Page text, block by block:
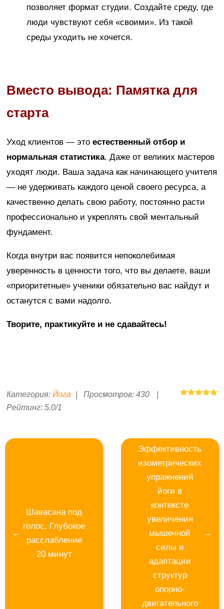
позволяет формат студии. Создайте среду, где
люди чувствуют себя «своими». Из такой
среды уходить не хочется.
Вместо вывода: Памятка для
старта
Уход клиентов — это естественный отбор и
нормальная статистика. Даже от великих мастеров
уходят люди. Ваша задача как начинающего учителя
— не удерживать каждого ценой своего ресурса, а
качественно делать свою работу, постоянно расти
профессионально и укреплять свой ментальный
фундамент.
Когда внутри вас появится непоколебимая
уверенность в ценности того, что вы делаете, ваши
«приоритетные» ученики обязательно вас найдут и
останутся с вами надолго.
Творите, практикуйте и не сдавайтесь!
Категория: Йога Просмотров: 430
Рейтинг: 5.0/1
Шавасана под
голос. Глубокое
расслабление
20 минут
Эффективность
изометрических
упражнений
йоги в
контексте
увеличения
мышечной
силы и
адаптации
структур
опорно-
двигательного